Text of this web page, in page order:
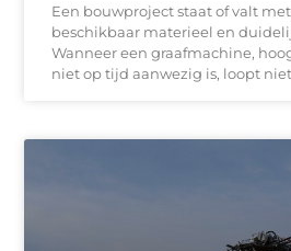
Een bouwproject staat of valt
beschikbaar materieel en
Wanneer een graafmachine,
niet op tijd aanwezig is, loopt niet